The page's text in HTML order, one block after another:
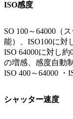
ISO感度
SO 100～64000（
能）、ISO100に対
ISO 64000に対し約
の増感、感度自動
ISO 400～64000
シャッター速度